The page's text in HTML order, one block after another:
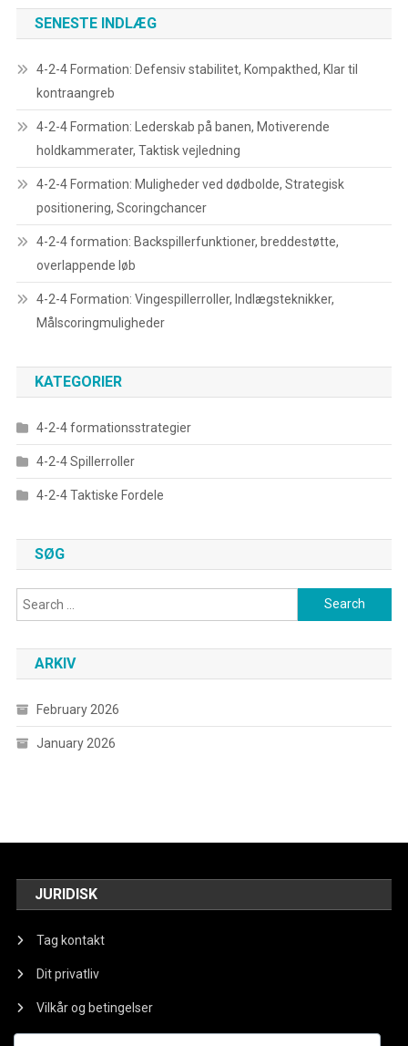
SENESTE INDLÆG
4-2-4 Formation: Defensiv stabilitet, Kompakthed, Klar til
kontraangreb
4-2-4 Formation: Lederskab på banen, Motiverende
holdkammerater, Taktisk vejledning
4-2-4 Formation: Muligheder ved dødbolde, Strategisk
positionering, Scoringchancer
4-2-4 formation: Backspillerfunktioner, breddestøtte,
overlappende løb
4-2-4 Formation: Vingespillerroller, Indlægsteknikker,
Målscoringmuligheder
KATEGORIER
4-2-4 formationsstrategier
4-2-4 Spillerroller
4-2-4 Taktiske Fordele
SØG
Search
for:
ARKIV
February 2026
January 2026
JURIDISK
Tag kontakt
Dit privatliv
Vilkår og betingelser